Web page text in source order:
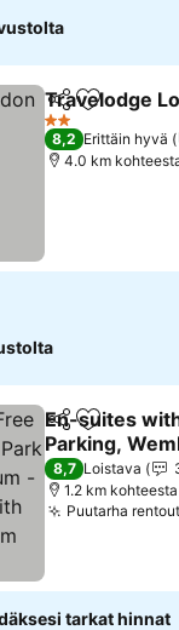
Jaa Lisää
Travelodge
2 Tähtiluokitus
8,2 Erittäin hyvä
4.0 km
Jaa Lisää
En-suites
Parking,
station and
Double
Bathroom
Katso hinnat
8,7 Loistava
1.2 km
Puutarha
tarkat hinnat